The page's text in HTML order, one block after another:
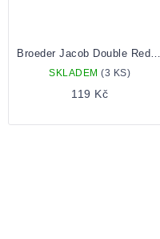
SKLADEM (3 KS)
119 Kč